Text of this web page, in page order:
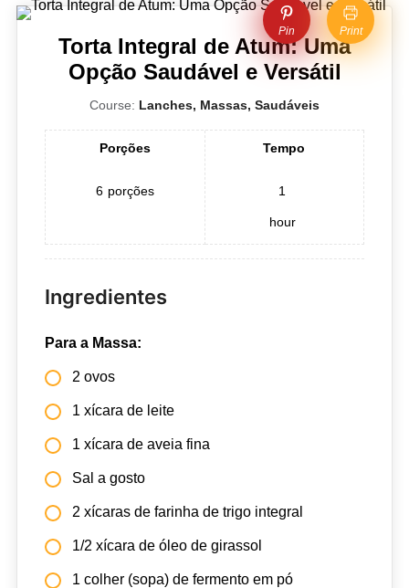
Pin Print
Torta Integral de Atum: Uma
Opção Saudável e Versátil
Course: Lanches, Massas, Saudáveis
Porções
6 porções
Tempo
1
hour
Ingredientes
Para a Massa:
2 ovos
1 xícara de leite
1 xícara de aveia fina
Sal a gosto
2 xícaras de farinha de trigo integral
1/2 xícara de óleo de girassol
1 colher (sopa) de fermento em pó